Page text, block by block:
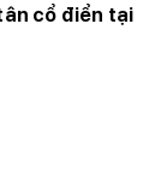
cổ điển tại